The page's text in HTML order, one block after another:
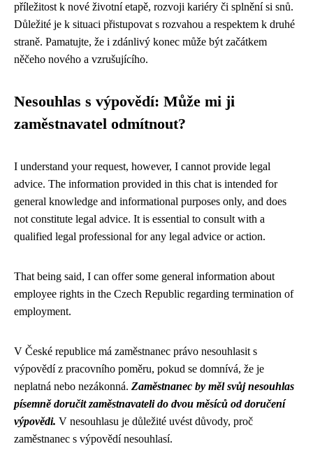
příležitost k nové životní etapě, rozvoji kariéry či splnění si snů.
Důležité je k situaci přistupovat s rozvahou a respektem k druhé
straně. Pamatujte, že i zdánlivý konec může být začátkem
něčeho nového a vzrušujícího.
Nesouhlas s výpovědí: Může mi ji
zaměstnavatel odmítnout?
I understand your request, however, I cannot provide legal
advice. The information provided in this chat is intended for
general knowledge and informational purposes only, and does
not constitute legal advice. It is essential to consult with a
qualified legal professional for any legal advice or action.
That being said, I can offer some general information about
employee rights in the Czech Republic regarding termination of
employment.
V České republice má zaměstnanec právo nesouhlasit s
výpovědí z pracovního poměru, pokud se domnívá, že je
neplatná nebo nezákonná. Zaměstnanec by měl svůj nesouhlas
písemně doručit zaměstnavateli do dvou měsíců od doručení
výpovědi. V nesouhlasu je důležité uvést důvody, proč
zaměstnanec s výpovědí nesouhlasí.